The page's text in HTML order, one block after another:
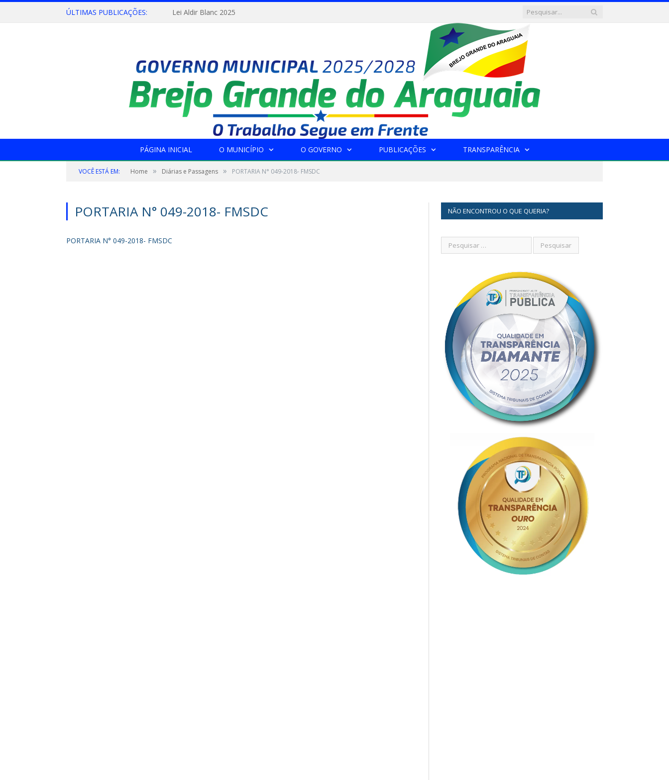
ÚLTIMAS PUBLICAÇÕES: Lei Aldir Blanc 2025
PÁGINA INICIAL O MUNICÍPIO O GOVERNO PUBLICAÇÕES TRANSPARÊNCIA
VOCÊ ESTÁ EM: Home » Diárias e Passagens » PORTARIA N° 049-2018- FMSDC
PORTARIA N° 049-2018- FMSDC
PORTARIA N° 049-2018- FMSDC
NÃO ENCONTROU O QUE QUERIA?